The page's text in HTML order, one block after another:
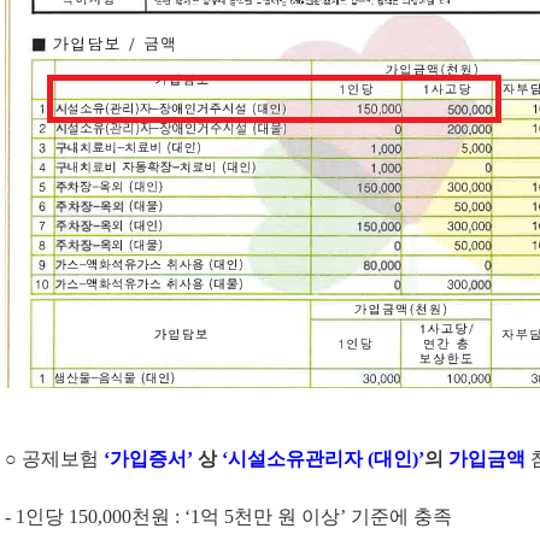
○ 공제보험 ‘가입증서 ’ 상 ‘시설소유관리자(대인)’의 가입금액
- 1 인당 150,000천원 : ‘1 억 5천만 원 이상’ 기준에 충족